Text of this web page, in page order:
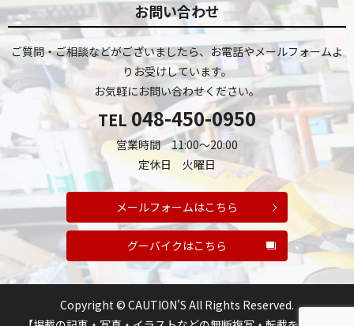
お問い合わせ
ご質問・ご相談などがございましたら、お電話やメールフォームよ
りお受けしています。
お気軽にお問い合わせください。
TEL 048-450-0950
営業時間 11:00～20:00
定休日 火曜日
メールフォームはこちら
グーバイクはこちら
Copyright © CAUTION'S All Rights Reserved.